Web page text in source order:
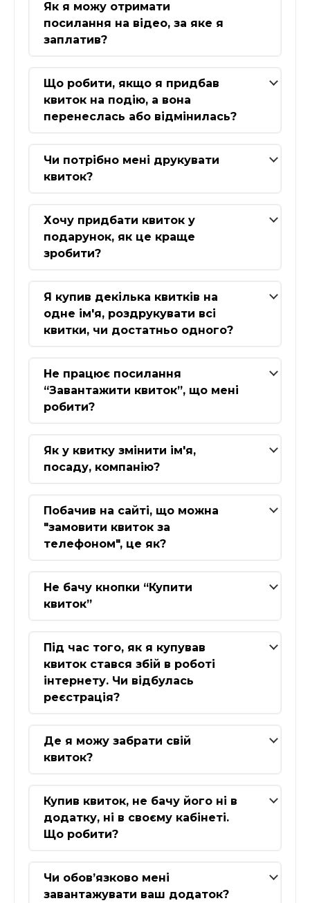
Як я можу отримати
посилання на відео, за яке я
заплатив?
Що робити, якщо я придбав
квиток на подію, а вона
перенеслась або відмінилась?
Чи потрібно мені друкувати
квиток?
Хочу придбати квиток у
подарунок, як це краще
зробити?
Я купив декілька квитків на
одне ім'я, роздрукувати всі
квитки, чи достатньо одного?
Не працює посилання
“Завантажити квиток”, що мені
робити?
Як у квитку змінити ім'я,
посаду, компанію?
Побачив на сайті, що можна
"замовити квиток за
телефоном", це як?
Не бачу кнопки “Купити
квиток”
Під час того, як я купував
квиток стався збій в роботі
інтернету. Чи відбулась
реєстрація?
Де я можу забрати свій
квиток?
Купив квиток, не бачу його ні в
додатку, ні в своєму кабінеті.
Що робити?
Чи обов’язково мені
завантажувати ваш додаток?